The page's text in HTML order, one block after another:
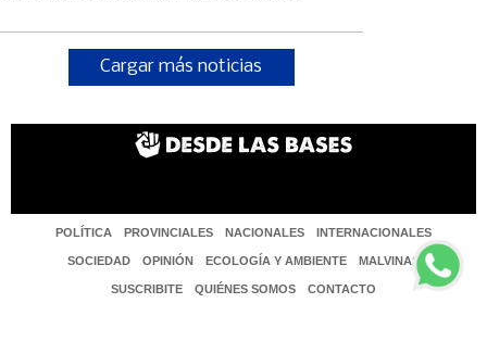
Cargar más noticias
POLÍTICA PROVINCIALES NACIONALES INTERNACIONALES
SOCIEDAD OPINIÓN ECOLOGÍA Y AMBIENTE MALVINAS
SUSCRIBITE QUIÉNES SOMOS CONTACTO